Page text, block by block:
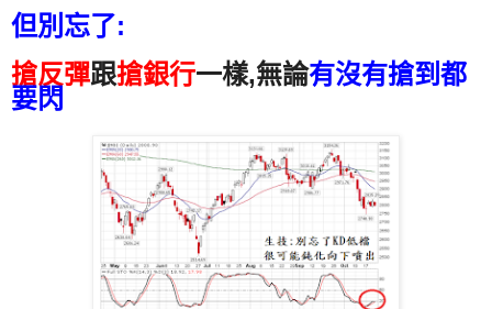
但別忘了:
搶反彈跟搶銀行一樣,無論有沒有搶到都
要閃